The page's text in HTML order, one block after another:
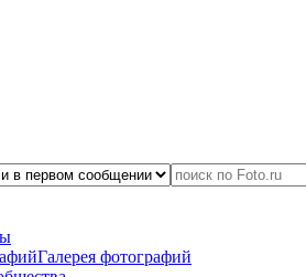
Галерея фотографий